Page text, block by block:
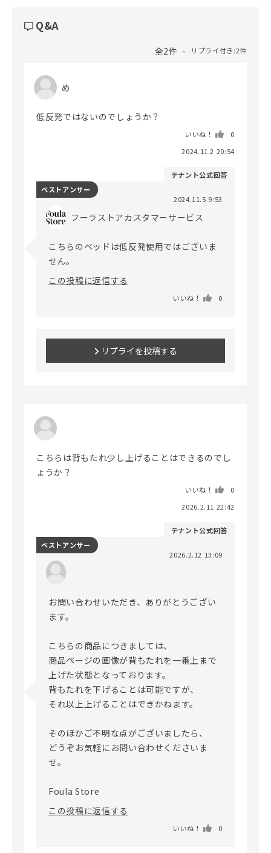
Q&A
全2件 リプライ付き:2件
め
低反発ではないのでしょうか？
いいね！
0
2024.11.2 20:54
2024.11.5 9:53
フーラストアカスタマーサービス
こちらのベッドは低反発使用ではございま
せん。
この投稿に返信する
いいね！ 0
ベストアンサー
テナント公式回答
リプライを投稿する
こちらは背もたれ少し上げることはできるのでし
ょうか？
いいね！
0
2026.2.11 22:42
2026.2.12 13:09
お問い合わせいただき、ありがとうござい
ます。
こちらの商品につきましては、
商品ページの画像が背もたれを一番上まで
上げた状態となっております。
背もたれを下げることは可能ですが、
それ以上上げることはできかねます。
そのほかご不明な点がございましたら、
どうぞお気軽にお問い合わせくださいま
せ。
Foula Store
この投稿に返信する
いいね！ 0
ベストアンサー
テナント公式回答